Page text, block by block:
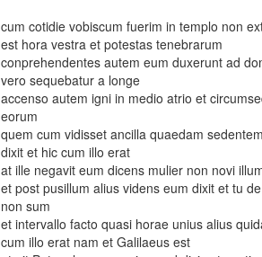
cum cotidie vobiscum fuerim in templo non
est hora vestra et potestas tenebrarum
conprehendentes autem eum duxerunt ad
vero sequebatur a longe
accenso autem igni in medio atrio et
eorum
quem cum vidisset ancilla quaedam
dixit et hic cum illo erat
at ille negavit eum dicens mulier non novi
et post pusillum alius videns eum dixit et tu
non sum
et intervallo facto quasi horae unius alius
cum illo erat nam et Galilaeus est